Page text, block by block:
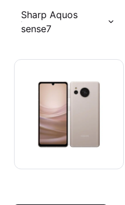
Sharp Aquos
sense7